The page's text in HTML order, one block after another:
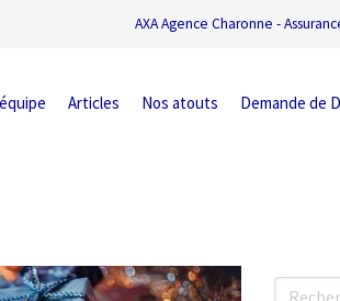
AXA Agence Charonne -
Articles Nos atouts Demande de